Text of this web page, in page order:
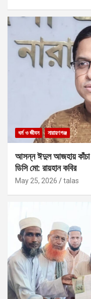
ধর্ম ও জীবন নারায়ণগঞ্জ
আসন্ন ঈদুল আজহায় কাঁচা
ডিসি মো: রায়হান কবির
May 25, 2026 talas